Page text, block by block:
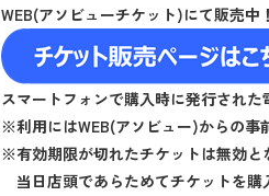
WEB(アソビューチケット)にて販売中！
スマートフォンで購入時に発行された
※利用にはWEB(アソビュー)からの事
※有効期限が切れたチケットは無効と
当日店頭であらためてチケットを購